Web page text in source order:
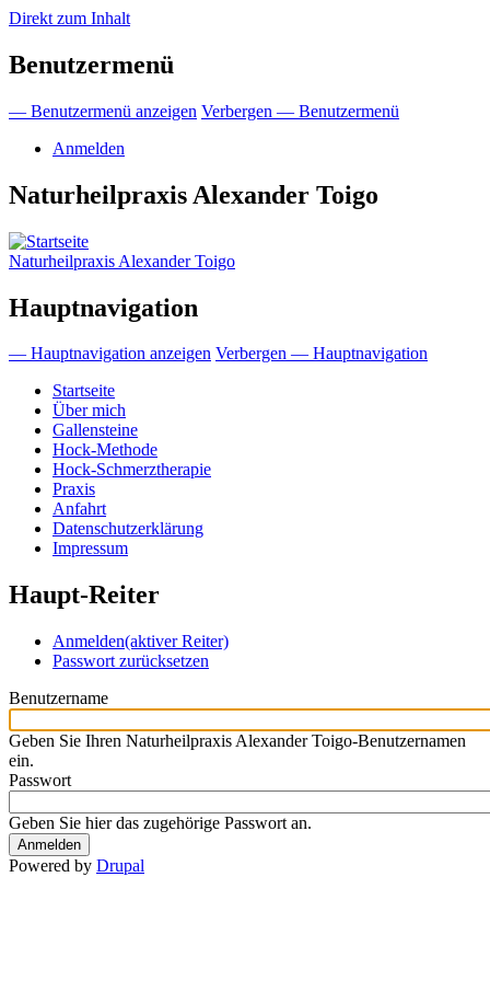
Direkt zum Inhalt
Benutzermenü
— Benutzermenü anzeigen Verbergen — Benutzermenü
Anmelden
Naturheilpraxis Alexander Toigo
Naturheilpraxis Alexander Toigo
Hauptnavigation
— Hauptnavigation anzeigen Verbergen — Hauptnavigation
Startseite
Über mich
Gallensteine
Hock-Methode
Hock-Schmerztherapie
Praxis
Anfahrt
Datenschutzerklärung
Impressum
Haupt-Reiter
Anmelden(aktiver Reiter)
Passwort zurücksetzen
Benutzername
Geben Sie Ihren Naturheilpraxis Alexander Toigo-Benutzernamen
ein.
Passwort
Geben Sie hier das zugehörige Passwort an.
Powered by Drupal